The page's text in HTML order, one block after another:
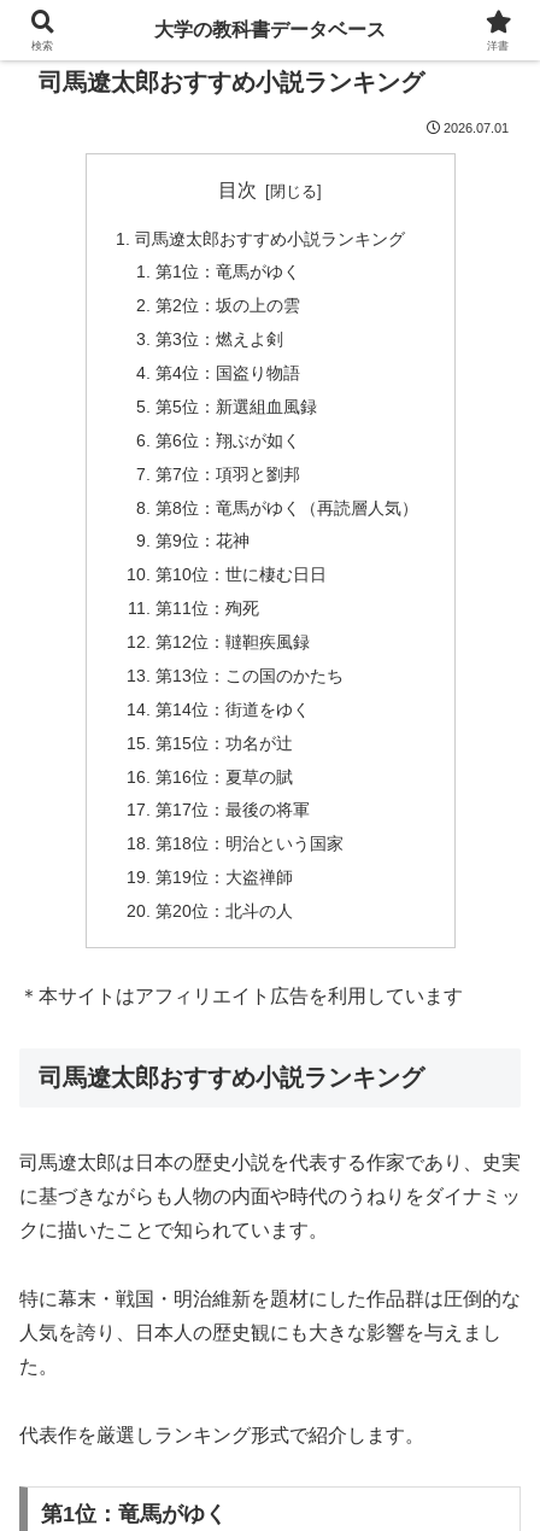
司馬遼太郎おすすめ小説ランキング
2026.07.01
目次
司馬遼太郎おすすめ小説ランキング
第1位：竜馬がゆく
第2位：坂の上の雲
第3位：燃えよ剣
第4位：国盗り物語
第5位：新選組血風録
第6位：翔ぶが如く
第7位：項羽と劉邦
第8位：竜馬がゆく（再読層人気）
第9位：花神
第10位：世に棲む日日
第11位：殉死
第12位：韃靼疾風録
第13位：この国のかたち
第14位：街道をゆく
第15位：功名が辻
第16位：夏草の賦
第17位：最後の将軍
第18位：明治という国家
第19位：大盗禅師
第20位：北斗の人
＊本サイトはアフィリエイト広告を利用しています
司馬遼太郎おすすめ小説ランキング
司馬遼太郎は日本の歴史小説を代表する作家であり、史実
に基づきながらも人物の内面や時代のうねりをダイナミッ
クに描いたことで知られています。
特に幕末・戦国・明治維新を題材にした作品群は圧倒的な
人気を誇り、日本人の歴史観にも大きな影響を与えまし
た。
代表作を厳選しランキング形式で紹介します。
第1位：竜馬がゆく
検索
大学の教科書データベース
洋書